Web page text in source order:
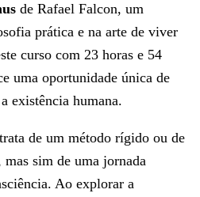
de Rafael Falcon, um
prática e na arte de viver
curso com 23 horas e 54
uma oportunidade única de
existência humana.
de um método rígido ou de
sim de uma jornada
Ao explorar a